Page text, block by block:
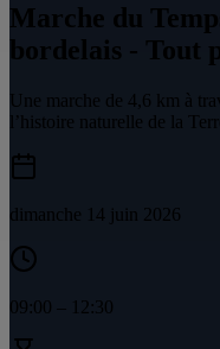
Marche du
bordelais - Tout
Une marche de 4,6 km à
l’histoire naturelle de la
dimanche 14 juin 2026
09:00 – 12:30